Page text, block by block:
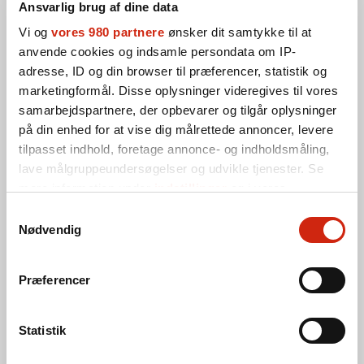
Ansvarlig brug af dine data
Vi og vores 980 partnere ønsker dit samtykke til at
anvende cookies og indsamle persondata om IP-
adresse, ID og din browser til præferencer, statistik og
marketingformål. Disse oplysninger videregives til vores
samarbejdspartnere, der opbevarer og tilgår oplysninger
på din enhed for at vise dig målrettede annoncer, levere
tilpasset indhold, foretage annonce- og indholdsmåling,
lave målgruppeundersøgelser og udvikle tjenester. Se
tilbage eller ændre indstillinger fra vores
"Cookiedeklaration", eller ved at trykke på "Privacy
Nødvendig
Præferencer
Statistik
Individuelt medlemskab
Kollektivt medlemskab
Navn (Påkrævet)
Fornavn
Efternavn